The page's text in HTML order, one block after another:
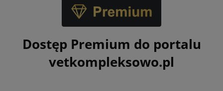
Dostęp Premium do portalu
vetkompleksowo.pl